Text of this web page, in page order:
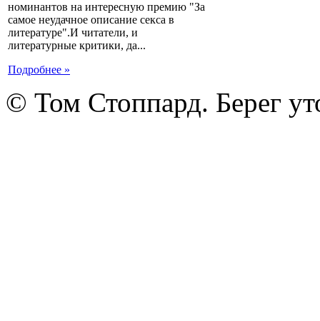
номинантов на интересную премию "За
самое неудачное описание секса в
литературе".И читатели, и
литературные критики, да...
Подробнее »
© Том Стоппард. Берег